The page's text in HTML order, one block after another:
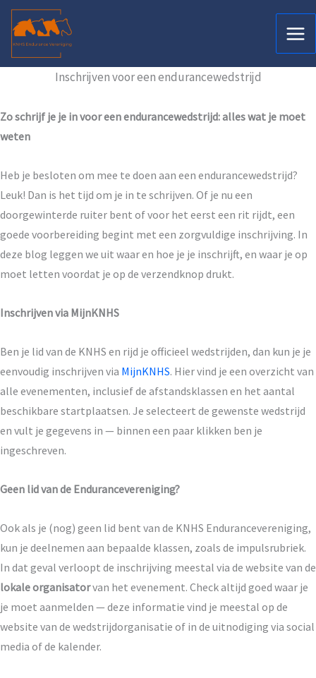
Ga
naar
inhoud
Inschrijven voor een endurancewedstrijd
Zo schrijf je je in voor een endurancewedstrijd: alles wat je moet
weten
Heb je besloten om mee te doen aan een endurancewedstrijd?
Leuk! Dan is het tijd om je in te schrijven. Of je nu een
doorgewinterde ruiter bent of voor het eerst een rit rijdt, een
goede voorbereiding begint met een zorgvuldige inschrijving. In
deze blog leggen we uit waar en hoe je je inschrijft, en waar je op
moet letten voordat je op de verzendknop drukt.
Inschrijven via MijnKNHS
Ben je lid van de KNHS en rijd je officieel wedstrijden, dan kun je je
eenvoudig inschrijven via MijnKNHS. Hier vind je een overzicht van
alle evenementen, inclusief de afstandsklassen en het aantal
beschikbare startplaatsen. Je selecteert de gewenste wedstrijd
en vult je gegevens in — binnen een paar klikken ben je
ingeschreven.
Geen lid van de Endurancevereniging?
Ook als je (nog) geen lid bent van de KNHS Endurancevereniging,
kun je deelnemen aan bepaalde klassen, zoals de impulsrubriek.
In dat geval verloopt de inschrijving meestal via de website van de
lokale organisatorvan het evenement. Check altijd goed waar je
je moet aanmelden — deze informatie vind je meestal op de
website van de wedstrijdorganisatie of in de uitnodiging via social
media of de kalender.